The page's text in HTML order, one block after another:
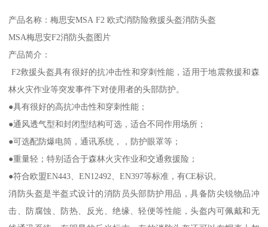
产品名称：梅思安MSA F2 欧式消防险救援头盔消防头盔
MSA梅思安F2消防头盔图片
产品简介：
F2救援头盔具有很好的抗冲击性和穿刺性能，适用于地震救援和森
林火灾作业等突发事件下对使用者的头部防护。
●具有很好的高抗冲击性和穿刺性能；
●通风透气型和封闭型结构可选，适合不同作用场所；
●可选配防爆电筒，通讯系统，，防护眼罩等；
●重量轻；特别适合于森林火灾作业和交通救援险；
●符合欧盟EN443、EN12492、EN397等标准，有CE标识。
消防头盔是半盔式设计的消防员头部防护用品，具备防尖锐物品冲
击、防腐蚀、防热、反光、绝缘、轻便等性能，头盔内可佩戴和无